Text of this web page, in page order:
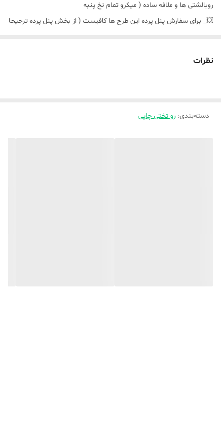
روبالشتی ها و ملافه ساده ( میکرو تمام نخ پنبه
💥_ برای سفارش پنل پرده این طرح ها کافیست ( از بخش پنل پرده ترجیحا
💥_ اطااعات بیشتر حتما واتساپ پیام دهید
نظرات
دسته‌بندی: رو تختی چاپی